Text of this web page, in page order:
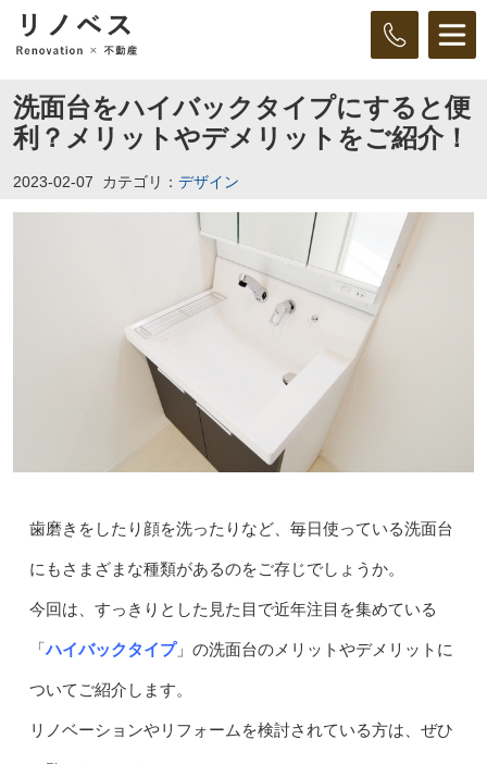
洗面台をハイバックタイプにすると便
利？メリットやデメリットをご紹介！
2023-02-07 カテゴリ： デザイン
歯磨きをしたり顔を洗ったりなど、毎日使っている洗面台
にもさまざまな種類があるのをご存じでしょうか。
今回は、すっきりとした見た目で近年注目を集めている
「ハイバックタイプ」の洗面台のメリットやデメリットに
ついてご紹介します。
リノベーションやリフォームを検討されている方は、ぜひ